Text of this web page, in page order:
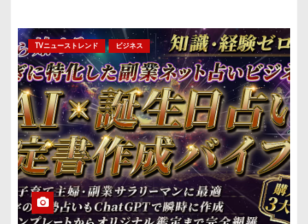
TVニューストレンド ビジネス